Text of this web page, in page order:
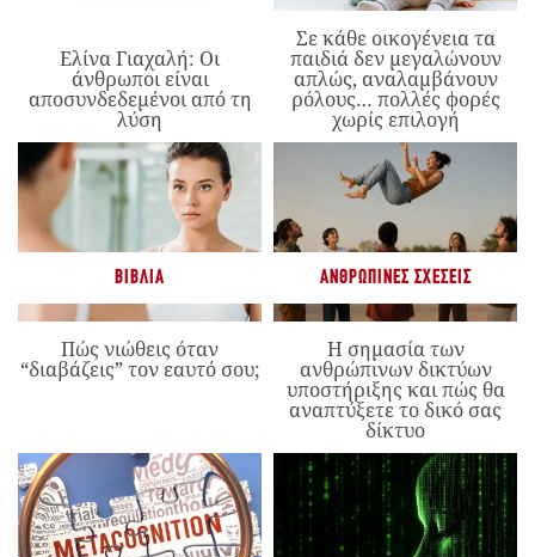
Ελίνα Γιαχαλή: Οι
άνθρωποι είναι
αποσυνδεδεμένοι από τη
λύση
Σε κάθε οικογένεια τα
παιδιά δεν μεγαλώνουν
απλώς, αναλαμβάνουν
ρόλους… πολλές φορές
χωρίς επιλογή
ΒΙΒΛΊΑ
Πώς νιώθεις όταν
“διαβάζεις” τον εαυτό σου;
ΑΝΘΡΏΠΙΝΕΣ ΣΧΈΣΕΙΣ
Η σημασία των
ανθρώπινων δικτύων
υποστήριξης και πώς θα
αναπτύξετε το δικό σας
δίκτυο